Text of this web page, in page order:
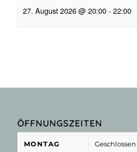
27. August 2026 @ 20:00 - 22:00
ÖFFNUNGSZEITEN
MONTAG Geschlossen